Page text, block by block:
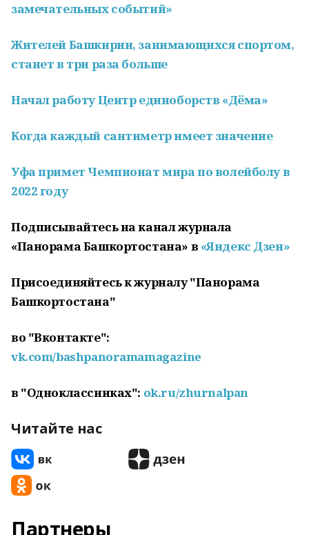
замечательных событий»
Жителей Башкирии, занимающихся спортом,
станет в три раза больше
Начал работу Центр единоборств «Дёма»
Когда каждый сантиметр имеет значение
Уфа примет Чемпионат мира по волейболу в
2022 году
Подписывайтесь на канал журнала
«Панорама Башкортостана» в «Яндекс Дзен»
Присоединяйтесь к журналу "Панорама
Башкортостана"
во "Вконтакте":
vk.com/bashpanoramamagazine
в "Одноклассниках": ok.ru/zhurnalpan
Читайте нас
Партнеры